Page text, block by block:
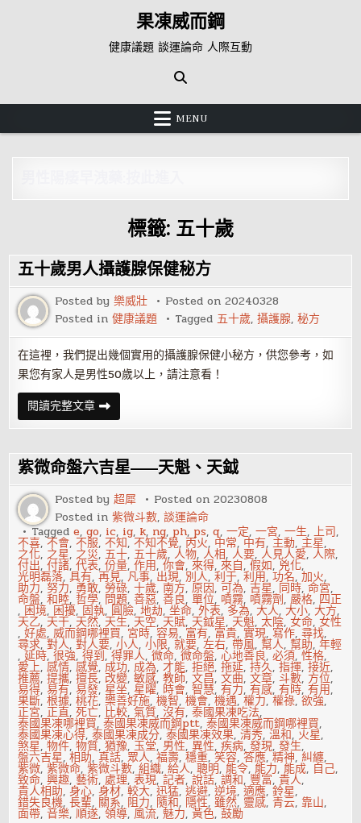
果凍威而鋼
健康議題 談運論命 人際互動
MENU
標籤: 五十歲
五十歲男人攝護腺保健秘方
Posted by樂威壯 Posted on20240328
Posted in健康議題 Tagged五十歲,攝護腺,秘方
在這裡，我們提出幾個實用的攝護腺保健小秘方，供您參考，如
果您有家人是男性50歲以上，請注意看！
閱讀完整文章五
十
歲
人
攝
護
腺
保
健
秘
方
紫微命盤六吉星——天魁、天鉞
Posted by超犀 Posted on20230808
Posted in紫微斗數,談運論命
Taggede,go, ic, ig, k, ng, ph, ps,q,一定,一宮,一生,上司,
不喜,不會,不服,不知,不知不覺, 丙火, 中常, 中有,主動,主星,
之化, 之星, 之災,五十,五十歲,人物,人相,人要,人見人愛,人際,
付出,付諸,代表,份量,作用,你會,來得,來自,假如, 兇化,
光明磊落,具有,再見,凡事, 出現, 別人,利于,利用,功名,加火,
助力,努力, 勇敢,勞碌,十歲,南方,原因,可為,吉星, 同時,命宮,
命盤,和睦,哲學, 問題,善惡,善良,單位, 噴霧, 噴霧劑,嚴格, 四正
, 困境, 困擾, 固執, 圓臉,地劫,坐命,外表, 多為,大人,大小,大方,
天乙, 天干, 天然, 天生, 天空, 天賦, 天鉞星, 天魁,太陰,女命,女性
,好處,威而鋼哪裡買, 宮時,容易, 富有, 富貴,實現,寫作,尋找,
尋求,對人,對人要,小人,小限,就要,左右,帶風,幫人,幫助,年輕
,延時,很強,得到,得罪人,微命,微命盤,心地善良,必須,性格,
愛上,感情,感覺, 成功, 成為,才能,拒絕,拖延,持久,指揮,接近,
推薦,提攜,擅長, 改變,敏感,教師,文昌,文曲,文章,斗數, 方位,
易得,易有,易發, 星坐, 星曜, 時會,智慧,有力,有感,有時,有用,
果斷,根據,桃花,樂善好施,機智,機會,機遇,權力,權祿,欲強,
正宮,正直,死亡, 比較,氣質,沒有,泰國果凍吃法,
泰國果凍哪裡買,泰國果凍威而鋼ptt,泰國果凍威而鋼哪裡買,
泰國果凍心得,泰國果凍成分,泰國果凍效果,清秀,溫和, 火星,
煞星,物件,物質,猶豫,玉堂, 男性,異性,疾病,發現,發生,
盤六吉星,相助,真話,眾人,福壽,穩重,笑容,答應,精神, 糾纏,
紫微,紫微命,紫微斗數,組織,給人,聰明, 能令, 能力, 能成, 自己,
致命,興趣,藝術,處理,表現,記者,說話,調和, 豐富,貴人,
貴人相助,身心,身材,較大,迅猛,逃避,逆境,適應,鈴星,
錯失良機,長輩, 關系, 阻力, 隨和, 隱性,雖然, 靈感,青云,靠山,
面帶,音樂,順遂,領導, 風流, 魅力,黃色,鼓勵